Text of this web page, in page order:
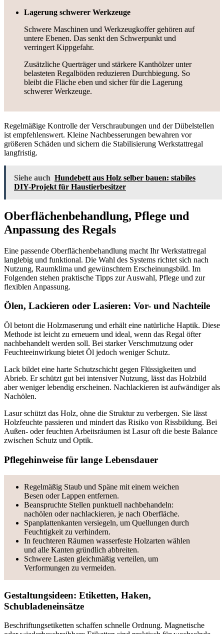
Lagerung schwerer Werkzeuge
Schwere Maschinen und Werkzeugkoffer gehören auf
untere Ebenen. Das senkt den Schwerpunkt und
verringert Kippgefahr.
Zusätzliche Querträger und stärkere Kanthölzer unter
belasteten Regalböden reduzieren Durchbiegung. So
bleibt die Fläche eben und sicher für die Lagerung
schwerer Werkzeuge.
Regelmäßige Kontrolle der Verschraubungen und der Dübelstellen
ist empfehlenswert. Kleine Nachbesserungen bewahren vor
größeren Schäden und sichern die Stabilisierung Werkstattregal
langfristig.
Siehe auch Hundebett aus Holz selber bauen: stabiles
DIY-Projekt für Haustierbesitzer
Oberflächenbehandlung, Pflege und
Anpassung des Regals
Eine passende Oberflächenbehandlung macht Ihr Werkstattregal
langlebig und funktional. Die Wahl des Systems richtet sich nach
Nutzung, Raumklima und gewünschtem Erscheinungsbild. Im
Folgenden stehen praktische Tipps zur Auswahl, Pflege und zur
flexiblen Anpassung.
Ölen, Lackieren oder Lasieren: Vor- und Nachteile
Öl betont die Holzmaserung und erhält eine natürliche Haptik. Diese
Methode ist leicht zu erneuern und ideal, wenn das Regal öfter
nachbehandelt werden soll. Bei starker Verschmutzung oder
Feuchteeinwirkung bietet Öl jedoch weniger Schutz.
Lack bildet eine harte Schutzschicht gegen Flüssigkeiten und
Abrieb. Er schützt gut bei intensiver Nutzung, lässt das Holzbild
aber weniger lebendig erscheinen. Nachlackieren ist aufwändiger als
Nachölen.
Lasur schützt das Holz, ohne die Struktur zu verbergen. Sie lässt
Holzfeuchte passieren und mindert das Risiko von Rissbildung. Bei
Außen- oder feuchten Arbeitsräumen ist Lasur oft die beste Balance
zwischen Schutz und Optik.
Pflegehinweise für lange Lebensdauer
Regelmäßig Staub und Späne mit einem weichen
Besen oder Lappen entfernen.
Beanspruchte Stellen punktuell nachbehandeln:
nachölen oder nachlackieren, je nach Oberfläche.
Spanplattenkanten versiegeln, um Quellungen durch
Feuchtigkeit zu verhindern.
In feuchteren Räumen wasserfeste Holzarten wählen
und alle Kanten gründlich abbreiten.
Schwere Lasten gleichmäßig verteilen, um
Verformungen zu vermeiden.
Gestaltungsideen: Etiketten, Haken,
Schubladeneinsätze
Beschriftungsetiketten schaffen schnelle Ordnung. Magnetische